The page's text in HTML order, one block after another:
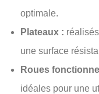
optimale.
Plateaux :
une surface
Roues
idéales pour une